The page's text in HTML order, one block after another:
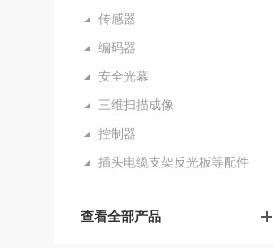
传感器
编码器
安全光幕
三维扫描成像
控制器
插头电缆支架反光板等配件
查看全部产品